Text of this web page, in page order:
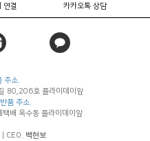
연결 카카오톡 상담
주소.
80,206호 플라이데이앞
품 주소.
배 옥수동 플라이데이앞
CEO. 백현보